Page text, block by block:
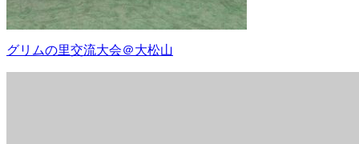
グリムの里交流大会＠大松山